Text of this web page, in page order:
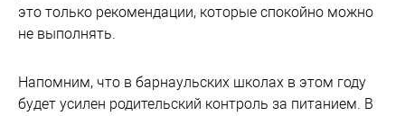
это только рекомендации, которые спокойно можно
не выполнять.
Напомним, что в барнаульских школах в этом году
будет усилен родительский контроль за питанием. В